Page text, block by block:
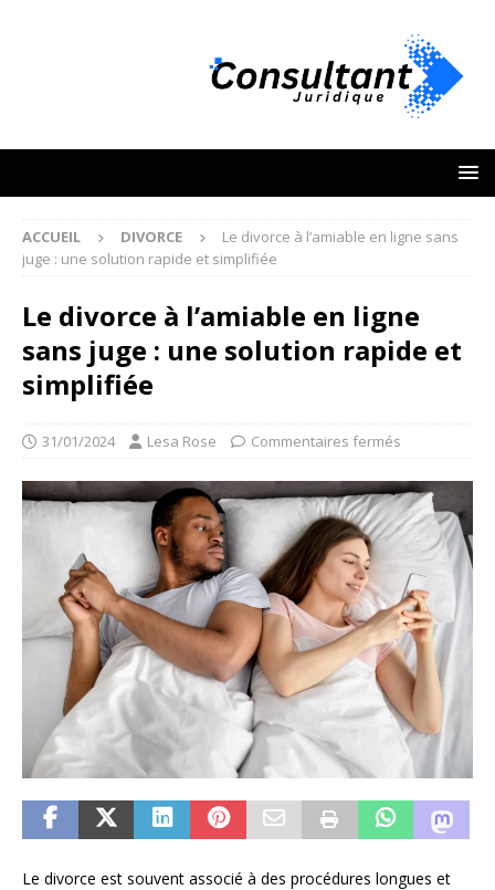
ACCUEIL DIVORCE
Le divorce à l’amiable en ligne sans
juge : une solution rapide et simplifiée
Le divorce à l’amiable en ligne
sans juge : une solution rapide et
simplifiée
31/01/2024 Lesa Rose Commentaires fermés
Le divorce est souvent associé à des procédures longues et